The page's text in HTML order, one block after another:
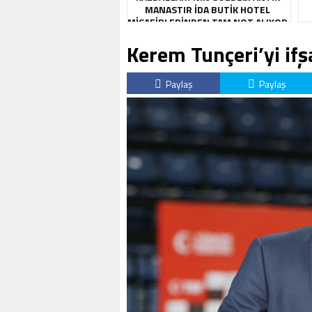
MANASTIR İDA BUTIK HOTEL
MISAFIRLERINDEN TAM NOT ALIYOR
Kerem Tunçeri’yi
Paylaş Paylaş